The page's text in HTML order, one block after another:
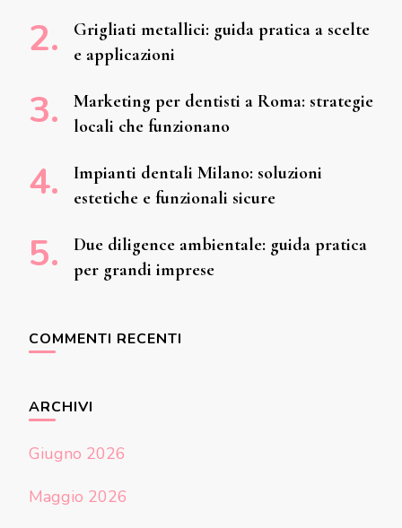
Grigliati metallici: guida pratica a scelte
e applicazioni
Marketing per dentisti a Roma: strategie
locali che funzionano
Impianti dentali Milano: soluzioni
estetiche e funzionali sicure
Due diligence ambientale: guida pratica
per grandi imprese
COMMENTI RECENTI
ARCHIVI
Giugno 2026
Maggio 2026